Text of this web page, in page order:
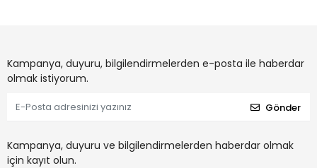
Kampanya, duyuru, bilgilendirmelerden e-posta ile haberdar
olmak istiyorum.
Gönder
Kampanya, duyuru ve bilgilendirmelerden haberdar olmak
için kayıt olun.